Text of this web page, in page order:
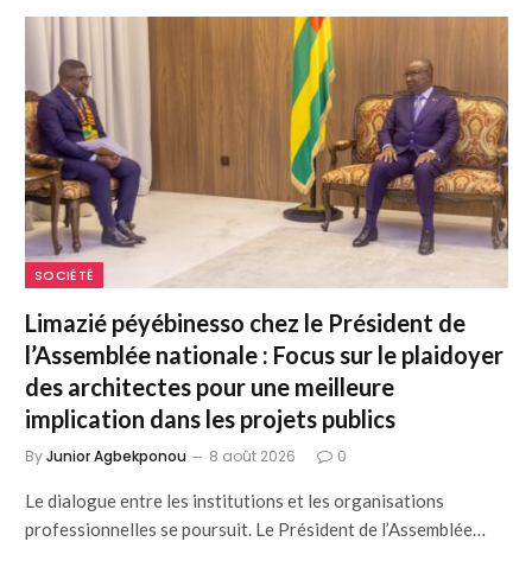
SOCIÉTÉ
Limazié péyébinesso chez le Président de
l’Assemblée nationale : Focus sur le plaidoyer
des architectes pour une meilleure
implication dans les projets publics
ByJunior Agbekponou 8 août 2026 0
Le dialogue entre les institutions et les organisations
professionnelles se poursuit. Le Président de l’Assemblée…